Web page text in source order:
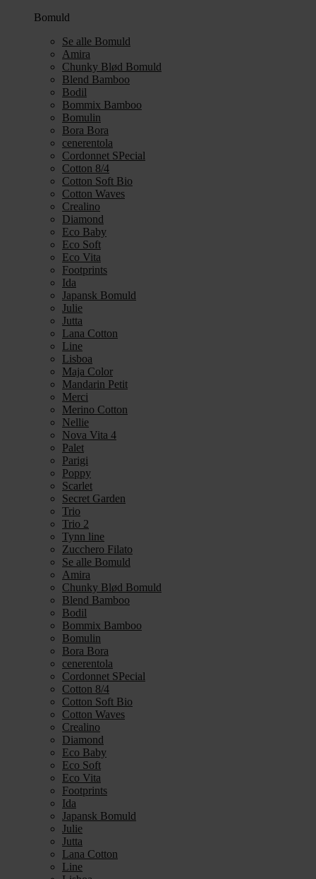
Bomuld
Se alle Bomuld
Amira
Chunky Blød Bomuld
Blend Bamboo
Bodil
Bommix Bamboo
Bomulin
Bora Bora
cenerentola
Cordonnet SPecial
Cotton 8/4
Cotton Soft Bio
Cotton Waves
Crealino
Diamond
Eco Baby
Eco Soft
Eco Vita
Footprints
Ida
Japansk Bomuld
Julie
Jutta
Lana Cotton
Line
Lisboa
Maja Color
Mandarin Petit
Merci
Merino Cotton
Nellie
Nova Vita 4
Palet
Parigi
Poppy
Scarlet
Secret Garden
Trio
Trio 2
Tynn line
Zucchero Filato
Se alle Bomuld
Amira
Chunky Blød Bomuld
Blend Bamboo
Bodil
Bommix Bamboo
Bomulin
Bora Bora
cenerentola
Cordonnet SPecial
Cotton 8/4
Cotton Soft Bio
Cotton Waves
Crealino
Diamond
Eco Baby
Eco Soft
Eco Vita
Footprints
Ida
Japansk Bomuld
Julie
Jutta
Lana Cotton
Line